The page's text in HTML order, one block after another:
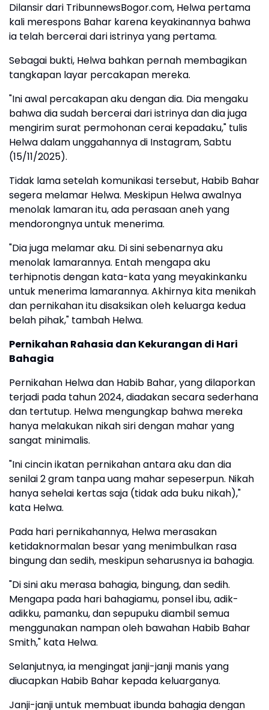
Dilansir dari TribunnewsBogor.com, Helwa pertama
kali merespons Bahar karena keyakinannya bahwa
ia telah bercerai dari istrinya yang pertama.
Sebagai bukti, Helwa bahkan pernah membagikan
tangkapan layar percakapan mereka.
"Ini awal percakapan aku dengan dia. Dia mengaku
bahwa dia sudah bercerai dari istrinya dan dia juga
mengirim surat permohonan cerai kepadaku," tulis
Helwa dalam unggahannya di Instagram, Sabtu
(15/11/2025).
Tidak lama setelah komunikasi tersebut, Habib Bahar
segera melamar Helwa. Meskipun Helwa awalnya
menolak lamaran itu, ada perasaan aneh yang
mendorongnya untuk menerima.
"Dia juga melamar aku. Di sini sebenarnya aku
menolak lamarannya. Entah mengapa aku
terhipnotis dengan kata-kata yang meyakinkanku
untuk menerima lamarannya. Akhirnya kita menikah
dan pernikahan itu disaksikan oleh keluarga kedua
belah pihak," tambah Helwa.
Pernikahan Rahasia dan Kekurangan di Hari
Bahagia
Pernikahan Helwa dan Habib Bahar, yang dilaporkan
terjadi pada tahun 2024, diadakan secara sederhana
dan tertutup. Helwa mengungkap bahwa mereka
hanya melakukan nikah siri dengan mahar yang
sangat minimalis.
"Ini cincin ikatan pernikahan antara aku dan dia
senilai 2 gram tanpa uang mahar sepeserpun. Nikah
hanya sehelai kertas saja (tidak ada buku nikah),"
kata Helwa.
Pada hari pernikahannya, Helwa merasakan
ketidaknormalan besar yang menimbulkan rasa
bingung dan sedih, meskipun seharusnya ia bahagia.
"Di sini aku merasa bahagia, bingung, dan sedih.
Mengapa pada hari bahagiamu, ponsel ibu, adik-
adikku, pamanku, dan sepupuku diambil semua
menggunakan nampan oleh bawahan Habib Bahar
Smith," kata Helwa.
Selanjutnya, ia mengingat janji-janji manis yang
diucapkan Habib Bahar kepada keluarganya.
Janji-janji untuk membuat ibunda bahagia dengan